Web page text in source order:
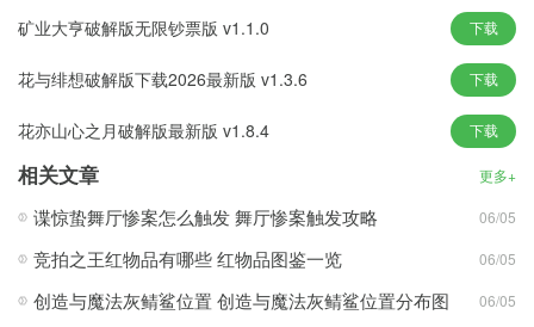
高度自由化的战场探索机制，拥有各种地图资源点、车辆和藏身
角色持续成长机制，在战斗中获得经验增强属性，由弱变强。
有许多专业技能和动作供你组合和搭配。每个角色通常都有自己的
专属动作，
jojo的奇妙冒险最后的幸存者手机版下载特点
从而产生多方面和限时的即时杀伤效果。同时，游戏玩法也在不断
更新。
更多激动人心的挑战等待着您的加入。完成游戏任务获得更多奖
矿业大亨破解版无限钞票版 v1.1.0 下载
花与绯想破解版下载2026最新版 v1.3.6 下载
花亦山心之月破解版最新版 v1.8.4 下载
相关文章 更多+
谍惊蛰舞厅惨案怎么触发 舞厅惨案触发攻略 06/05
竞拍之王红物品有哪些 红物品图鉴一览 06/05
创造与魔法灰鲭鲨位置 创造与魔法灰鲭鲨位置分布图 06/05